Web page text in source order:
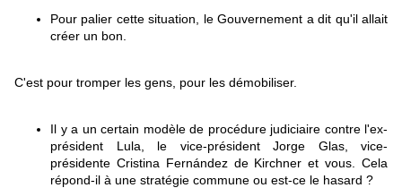
Pour palier cette situation, le Gouvernement a dit qu'il allait
créer un bon.
C'est pour tromper les gens, pour les démobiliser.
Il y a un certain modèle de procédure judiciaire contre l'ex-
président Lula, le vice-président Jorge Glas, vice-
présidente Cristina Fernández de Kirchner et vous. Cela
répond-il à une stratégie commune ou est-ce le hasard ?